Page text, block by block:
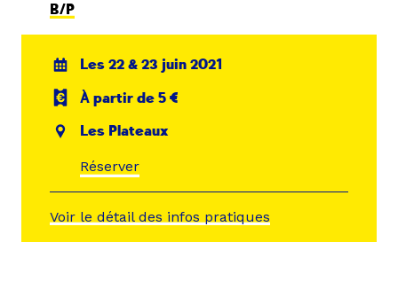
B/P
Les 22 & 23 juin 2021
À partir de 5 €
Les Plateaux
Réserver
Voir le détail des infos pratiques